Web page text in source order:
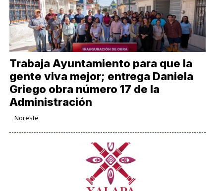
Trabaja Ayuntamiento para que la
gente viva mejor; entrega Daniela
Griego obra número 17 de la
Administración
Noreste